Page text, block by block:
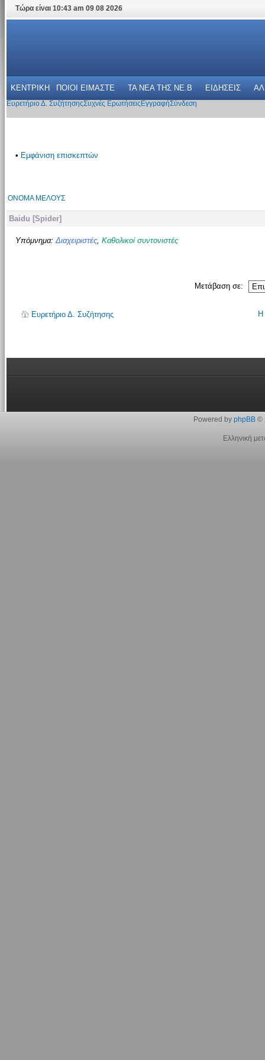
Τώρα είναι 10:43 am 09 08 2026
ΚΕΝΤΡΙΚΗ ΠΟΙΟΙ ΕΙΜΑΣΤΕ ΤΑ ΝΕΑ THΣ NE.B ΕΙΔΗΣΕΙΣ
Ευρετήριο Δ. ΣυζήτησηςΣυχνές Ερωτήσεις ΕγγραφήΣύνδεση
• Εμφάνιση επισκεπτών
ΌΝΟΜΑ ΜΈΛΟΥΣ
Baidu [Spider]
Υπόμνημα:Διαχειριστές, Καθολικοί συντονιστές
Μετάβαση σε:
Ευρετήριο Δ. Συζήτησης Η
Powered by phpBB©
Ελληνική